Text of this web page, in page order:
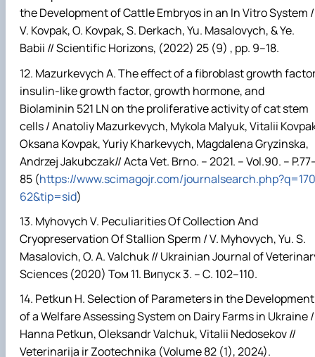
the Development of Cattle Embryos inаn In Vitro System /
V. Kovpak, O. Kovpak, S. Derkach, Yu. Masalovych, & Ye.
Babiі // Scientific Horizons, (2022) 25 (9) , pp. 9–18.
Mazurkevych A. The effect of a fibroblast growth
insulin-like growth factor, growth hormone, and
Biolaminin 521 LN on the proliferative activity of cat stem
cells / Anatoliy Mazurkevych, Mykola Malyuk, Vitalii
Oksana Kovpak, Yuriy Kharkevych, Magdalena Gryzinska,
Andrzej Jakubczak// Acta Vet. Brno. – 2021. – Vol.90. –
85 (https://www.scimagojr.com/journalsearch.php?q=170
62&tip=sid)
Myhovych V. Peculiarities Of Collection And
Cryopreservation Of Stallion Sperm / V. Myhovych, Yu. S.
Masalovich, O. A. Valchuk // Ukrainian Journal of
Sciences (2020) Том 11. Випуск3. –С. 102–110.
Petkun H. Selection of Parameters in the Development
of a Welfare Assessing System on Dairy Farms in Ukraine /
Hanna Petkun, Oleksandr Valchuk, Vitalii Nedosekov //
Veterinarija ir Zootechnika (Volume 82 (1), 2024).